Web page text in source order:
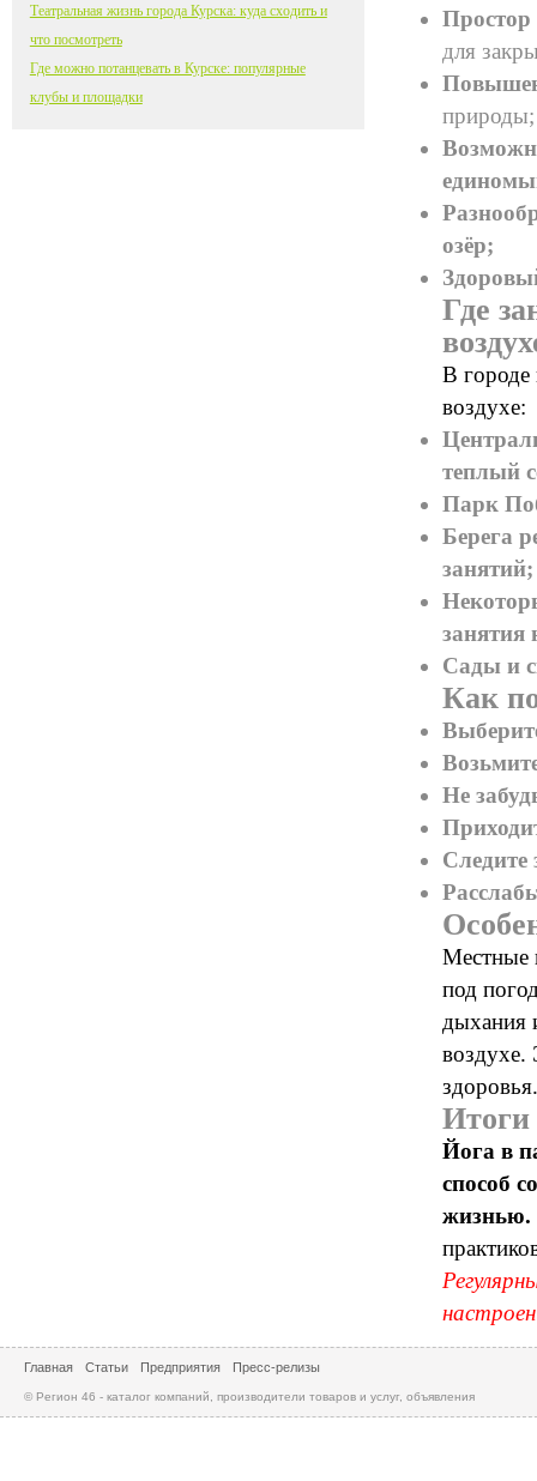
Простор
для
природы;
озёр;
Где
В городе
воздухе:
теплый
Парк
Берега
занятий;
занятия
Сады и
Как
Не
Следите
Местные
под
дыхания
воздухе.
здоровья.
Итоги
Йога в
способ
жизнью.
Театральная жизнь города Курска: куда сходить и
что посмотреть
Где можно потанцевать в Курске: популярные
клубы и площадки
Главная Статьи Предприятия Пресс-релизы
© Регион 46 - каталог компаний, производители товаров и услуг, объявления